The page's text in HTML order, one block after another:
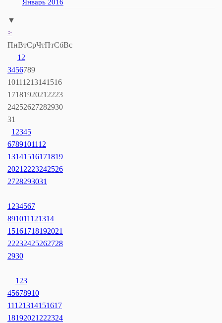
Январь 2016
▼
>
ПнВтСрЧтПтСбВс
12
3456789
10111213141516
17181920212223
24252627282930
31
12345
6789101112
13141516171819
20212223242526
2728293031
1234567
891011121314
15161718192021
22232425262728
2930
123
45678910
11121314151617
18192021222324